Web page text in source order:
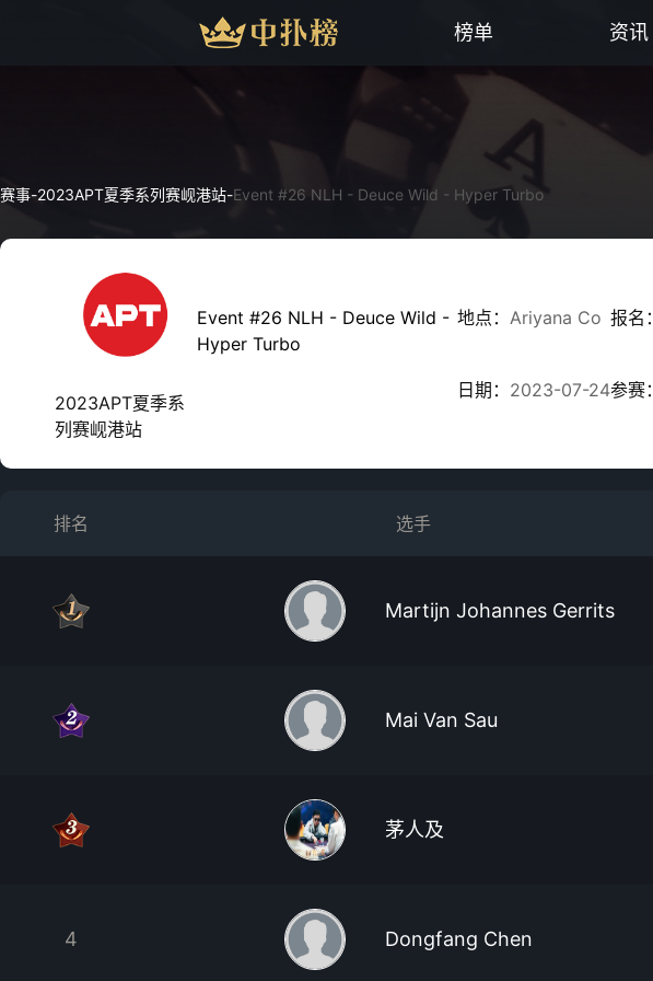
榜单 资讯
赛事-2023APT夏季系列赛岘港站-Event #26 NLH - Deuce Wild - Hyper Turbo
2023APT夏季系
列赛岘港站
Event #26 NLH - Deuce Wild -
Hyper Turbo
地点： Ariyana Co
日期： 2023-07-24
报名：
参赛：
排名 选手
Martijn Johannes Gerrits
Mai Van Sau
茅人及
4 Dongfang Chen